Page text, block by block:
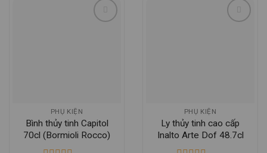
PHỤ KIỆN
Bình thủy tinh Capitol
70cl (Bormioli Rocco)
PHỤ KIỆN
Ly thủy tinh cao cấp
Inalto Arte Dof 48.7cl
(Bormioli Rocco)